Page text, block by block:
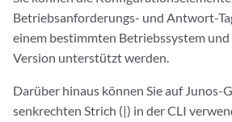
Betriebsanforderungs- und Antwort-
einem bestimmten Betriebssystem
Version unterstützt werden.
Darüber hinaus können Sie auf Junos-
senkrechten Strich (|) in der CLI